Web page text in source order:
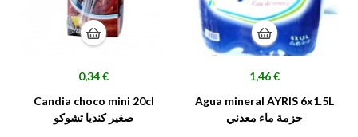
Precio
0,34 €
Candia choco mini 20cl
صغير كنديا تشوكو
Precio
1,46 €
Agua mineral AYRIS 6x1.5L
حزمة ماء معدني